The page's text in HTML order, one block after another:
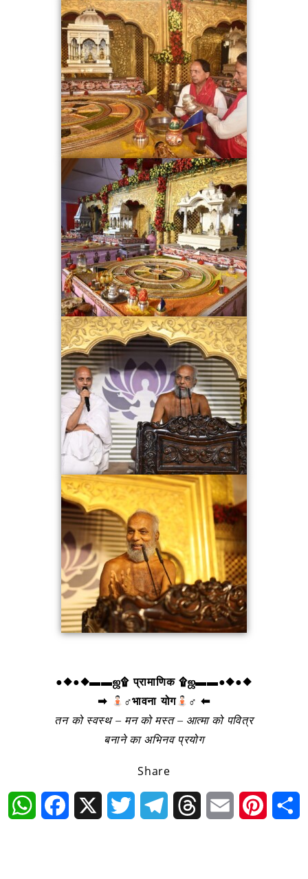
●◆●◆▬▬ஜ۩ प्रामाणिक ۩ஜ▬▬●◆●◆
➡
‍♂भावना योग
‍♂ ⬅
तन को स्वस्थ – मन को मस्त – आत्मा को पवित्र
बनाने का अभिनव प्रयोग
Share
WhatsAppFacebook Twitter TelegramThreadsEmail